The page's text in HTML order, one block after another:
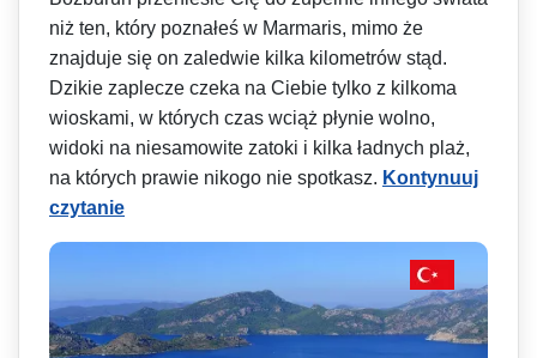
niż ten, który poznałeś w Marmaris, mimo że
znajduje się on zaledwie kilka kilometrów stąd.
Dzikie zaplecze czeka na Ciebie tylko z kilkoma
wioskami, w których czas wciąż płynie wolno,
widoki na niesamowite zatoki i kilka ładnych plaż,
na których prawie nikogo nie spotkasz. Kontynuuj
czytanie